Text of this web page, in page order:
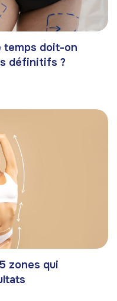
temps doit-on
définitifs ?
zones qui